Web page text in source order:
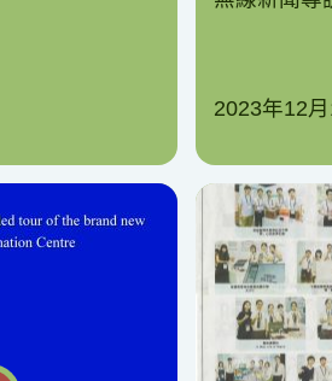
2023年12